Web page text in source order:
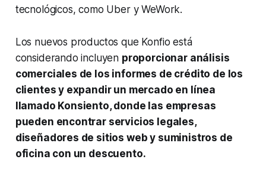
tecnológicos, como Uber y WeWork.
Los nuevos productos que Konfio está
considerando incluyen proporcionar análisis
comerciales de los informes de crédito de los
clientes y expandir un mercado en línea
llamado Konsiento, donde las empresas
pueden encontrar servicios legales,
diseñadores de sitios web y suministros de
oficina con un descuento.